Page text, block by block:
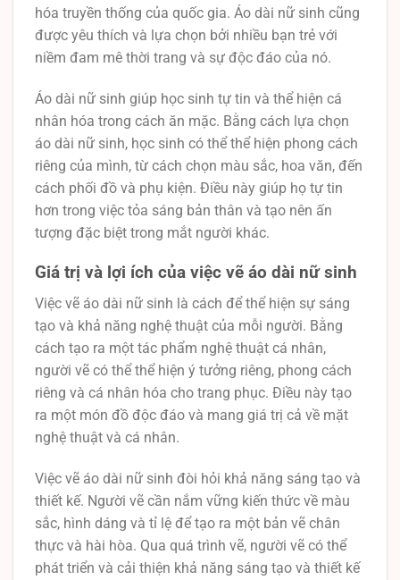
hóa truyền thống của quốc gia. Áo dài nữ sinh cũng
được yêu thích và lựa chọn bởi nhiều bạn trẻ với
niềm đam mê thời trang và sự độc đáo của nó.
Áo dài nữ sinh giúp học sinh tự tin và thể hiện cá
nhân hóa trong cách ăn mặc. Bằng cách lựa chọn
áo dài nữ sinh, học sinh có thể thể hiện phong cách
riêng của mình, từ cách chọn màu sắc, hoa văn, đến
cách phối đồ và phụ kiện. Điều này giúp họ tự tin
hơn trong việc tỏa sáng bản thân và tạo nên ấn
tượng đặc biệt trong mắt người khác.
Giá trị và lợi ích của việc vẽ áo dài nữ sinh
Việc vẽ áo dài nữ sinh là cách để thể hiện sự sáng
tạo và khả năng nghệ thuật của mỗi người. Bằng
cách tạo ra một tác phẩm nghệ thuật cá nhân,
người vẽ có thể thể hiện ý tưởng riêng, phong cách
riêng và cá nhân hóa cho trang phục. Điều này tạo
ra một món đồ độc đáo và mang giá trị cả về mặt
nghệ thuật và cá nhân.
Việc vẽ áo dài nữ sinh đòi hỏi khả năng sáng tạo và
thiết kế. Người vẽ cần nắm vững kiến thức về màu
sắc, hình dáng và tỉ lệ để tạo ra một bản vẽ chân
thực và hài hòa. Qua quá trình vẽ, người vẽ có thể
phát triển và cải thiện khả năng sáng tạo và thiết kế